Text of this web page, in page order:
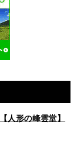
形の峰雲堂】